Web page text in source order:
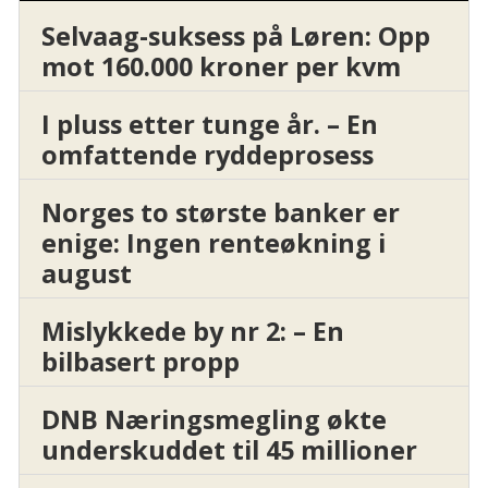
Selvaag-suksess på Løren: Opp
mot 160.000 kroner per kvm
I pluss etter tunge år. – En
omfattende ryddeprosess
Norges to største banker er
enige: Ingen renteøkning i
august
Mislykkede by nr 2: – En
bilbasert propp
DNB Næringsmegling økte
underskuddet til 45 millioner